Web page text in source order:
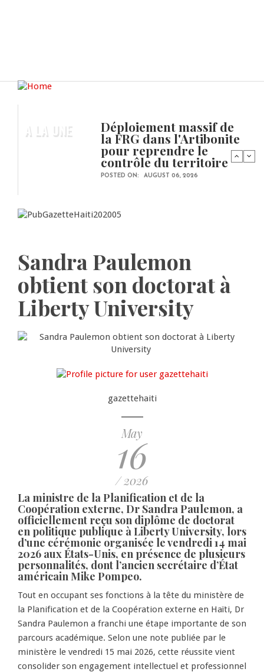
A LA UNE Déploiement massif de
la FRG dans l'Artibonite
pour reprendre le
contrôle du territoire
POSTED ON: AUGUST 06, 2026
Sandra Paulemon
obtient son doctorat à
Liberty University
gazettehaiti
May
16
/ 2026
La ministre de la Planification et de la
Coopération externe, Dr Sandra Paulemon, a
officiellement reçu son diplôme de doctorat
en politique publique à Liberty University, lors
d’une cérémonie organisée le vendredi 14 mai
2026 aux États-Unis, en présence de plusieurs
personnalités, dont l’ancien secrétaire d’État
américain Mike Pompeo.
Tout en occupant ses fonctions à la tête du ministère de
la Planification et de la Coopération externe en Haïti, Dr
Sandra Paulemon a franchi une étape importante de son
parcours académique. Selon une note publiée par le
ministère le vendredi 15 mai 2026, cette réussite vient
consolider son engagement intellectuel et professionnel